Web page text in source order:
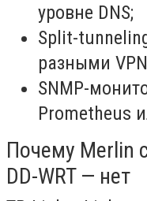
уровне DNS;
Split-
разными
SNMP-
Prometheus
Почему Merlin
DD-WRT — нет